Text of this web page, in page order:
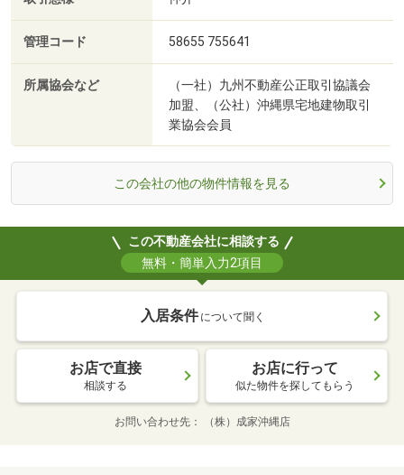
管理コード 58655 755641
所属協会など
（一社）九州不動産公正取引協議会
加盟、（公社）沖縄県宅地建物取引
業協会会員
この会社の他の物件情報を見る
この不動産会社に相談する
無料・簡単入力2項目
入居条件 について聞く
お店で直接
相談する
お店に行って
似た物件を探してもらう
お問い合わせ先 （株）成家沖縄店